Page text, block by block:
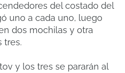
del costado del
uno a cada uno, luego
dos mochilas y otra
tres.
y los tres se pararán al